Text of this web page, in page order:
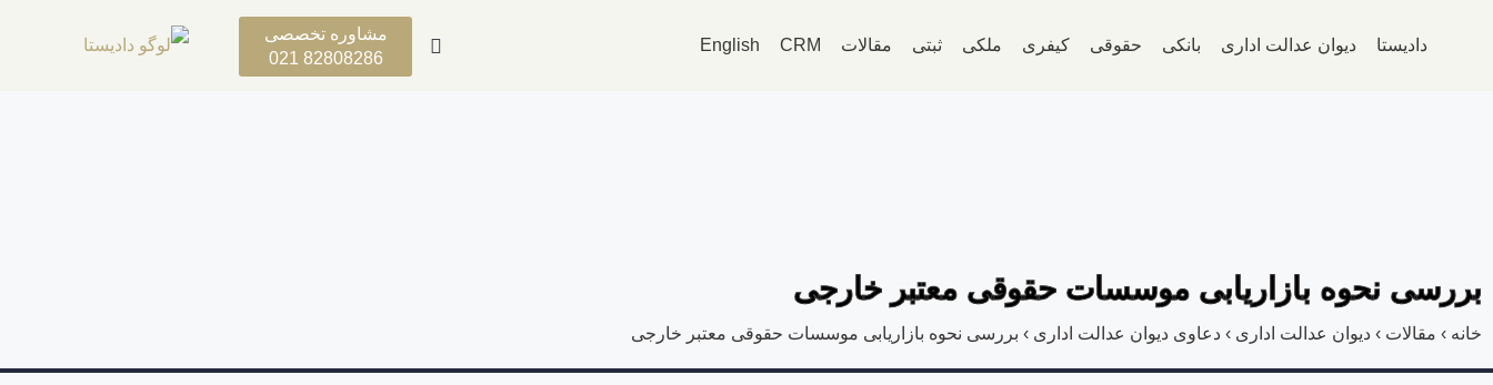
دادیستا دیوان عدالت اداری بانکی حقوقی کیفری ملکی ثبتی مقالات CRM
English
مشاوره تخصصی
82808286 021
بررسی نحوه بازاریابی موسسات حقوقی معتبر خارجی
خانه › مقالات › دیوان عدالت اداری › دعاوی دیوان عدالت اداری › بررسی نحوه بازاریابی موسسات حقوقی معتبر خارجی